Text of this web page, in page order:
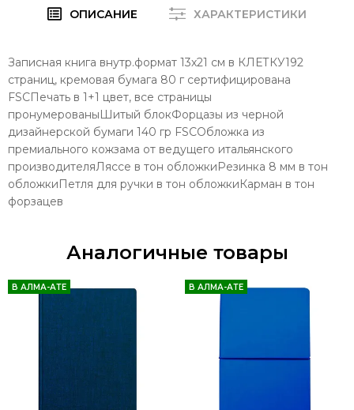
ОПИСАНИЕ ХАРАКТЕРИСТИКИ
Записная книга внутр.формат 13х21 см в КЛЕТКУ192
страниц, кремовая бумага 80 г сертифицирована
FSCПечать в 1+1 цвет, все страницы
пронумерованыШитый блокФорцазы из черной
дизайнерской бумаги 140 гр FSCОбложка из
премиального кожзама от ведущего итальянского
производителяЛяссе в тон обложкиРезинка 8 мм в тон
обложкиПетля для ручки в тон обложкиКарман в тон
форзацев
Аналогичные товары
В АЛМА-АТЕ В АЛМА-АТЕ